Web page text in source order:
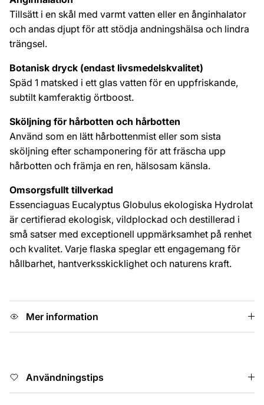
Tillsätt i en skål med varmt vatten eller en ånginhalator
och andas djupt för att stödja andningshälsa och lindra
trängsel.
Botanisk dryck (endast livsmedelskvalitet)
Späd 1 matsked i ett glas vatten för en uppfriskande,
subtilt kamferaktig örtboost.
Sköljning för hårbotten och hårbotten
Använd som en lätt hårbottenmist eller som sista
sköljning efter schamponering för att fräscha upp
hårbotten och främja en ren, hälsosam känsla.
Omsorgsfullt tillverkad
Essenciaguas Eucalyptus Globulus ekologiska Hydrolat
är certifierad ekologisk, vildplockad och destillerad i
små satser med exceptionell uppmärksamhet på renhet
och kvalitet. Varje flaska speglar ett engagemang för
hållbarhet, hantverksskicklighet och naturens kraft.
Mer information
Användningstips